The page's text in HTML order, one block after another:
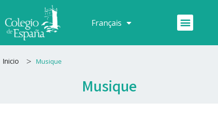
au
contenu
Français
Español Menu
Inicio > Musique
Musique